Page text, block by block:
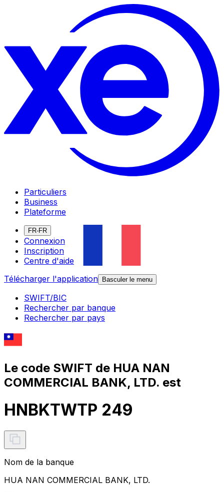
Particuliers
Business
Plateforme
FR-FR
Connexion
Inscription
Centre d'aide
Télécharger l'application
Basculer le menu
SWIFT/BIC
Rechercher par banque
Rechercher par pays
Le code SWIFT de HUA NAN
COMMERCIAL BANK, LTD. est
HNBKTWTP 249
Nom de la banque
HUA NAN COMMERCIAL BANK, LTD.